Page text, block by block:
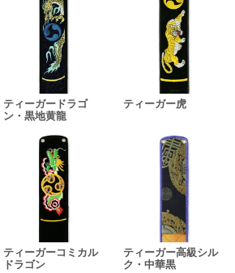
ティーガードラゴ
ン・黒地黄龍
ティーガー虎
ティーガーコミカル
ドラゴン
ティーガー高級シル
ク・中華黒